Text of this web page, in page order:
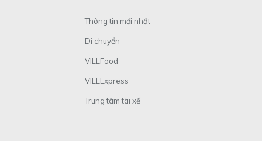
Thông tin mới nhất
Di chuyển
VILLFood
VILLExpress
Trung tâm tài xế